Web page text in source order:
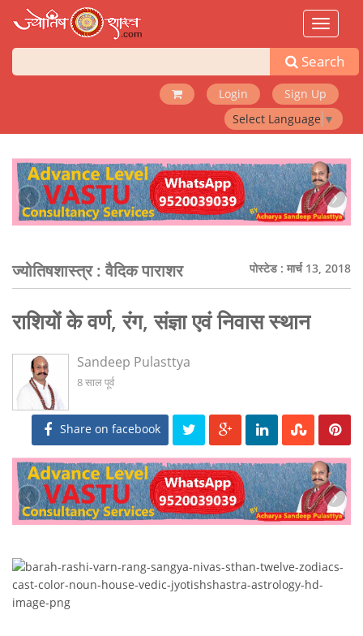
Toggle
Search
Login
Sign Up
Select Language ▼
‹ ›
ज्योतिषशास्त्र :वैदिक पाराशर पोस्टेड : मार्च 13, 2018
राशियों के वर्ण, रंग, संज्ञा एवं निवास स्थान
Sandeep Pulasttya
8 साल पूर्व
Share on facebook
‹ ›